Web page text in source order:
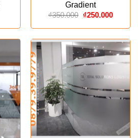
Gradient
₫350.000 Giá
là:
₫350.000.
₫250.000Giá
tại
là: